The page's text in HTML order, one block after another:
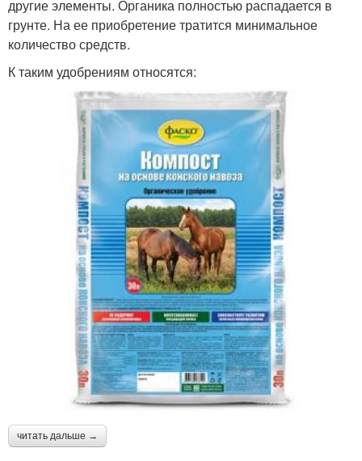
другие элементы. Органика полностью распадается в
грунте. На ее приобретение тратится минимальное
количество средств.
К таким удобрениям относятся:
читать дальше →